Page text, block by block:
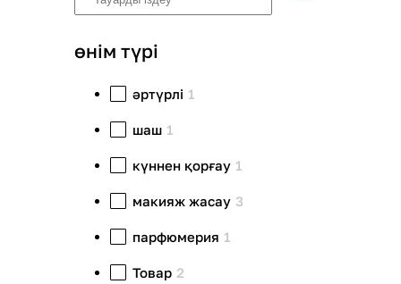
өнім түрі
әртүрлі 1
шаш 1
күннен қорғау 1
макияж жасау 3
парфюмерия 1
Товар 2